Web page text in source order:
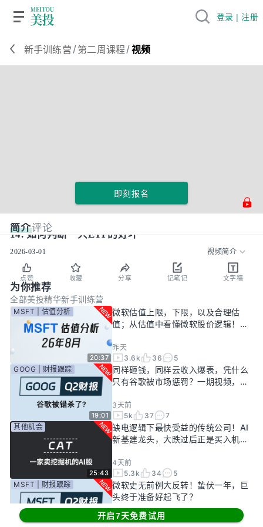
新手训练营 /第二周课程 /视频
即刻报名
简介评论
14. 如何判断一只ETF的好坏
2026-03-01 视频简介
点赞 收藏 分享 记笔记 文字稿
为你推荐
全部美投精华新手训练营
20:37
MSFT | 估值分析
微软估值上限，下限，以及合理估
值；从估值中看懂微软股价逻辑！
昨天
3.6k
36 5
19:01
GOOG | 财报跟踪
同样砸钱，同样云收入爆表，凭什么
只有谷歌被市场惩罚？一期视频，告
3天前
5k
37 7
25:43
其他机会
缺电逻辑下最快受益的传统公司！AI
新基建龙头，大跌过后正是买入机
4天前
5.3k
34 5
MSFT | 财报跟踪
微软史无前例大反转！蛰伏一年，巨
头终于准备好起飞了？
6天前
开启7天免费试用
登录 | 注册